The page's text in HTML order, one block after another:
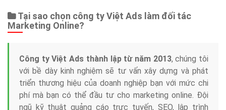
Other Ads
Quảng Cáo Google